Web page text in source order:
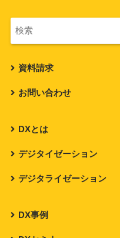
資料請求
お問い合わせ
DXとは
デジタイゼーション
デジタライゼーション
DX事例